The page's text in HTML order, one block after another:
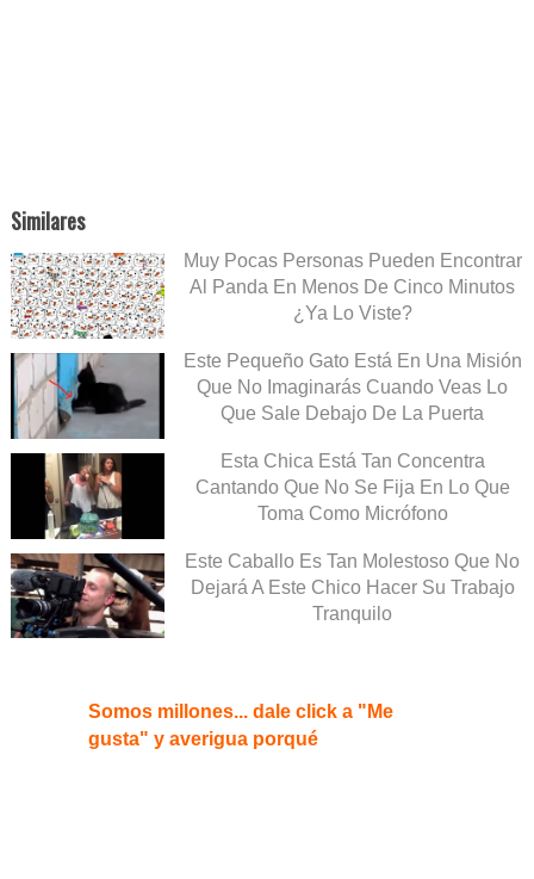
Similares
Muy Pocas Personas Pueden Encontrar
Al Panda En Menos De Cinco Minutos
¿Ya Lo Viste?
Este Pequeño Gato Está En Una Misión
Que No Imaginarás Cuando Veas Lo
Que Sale Debajo De La Puerta
Esta Chica Está Tan Concentra
Cantando Que No Se Fija En Lo Que
Toma Como Micrófono
Este Caballo Es Tan Molestoso Que No
Dejará A Este Chico Hacer Su Trabajo
Tranquilo
Somos millones... dale click a "Me
gusta" y averigua porqué